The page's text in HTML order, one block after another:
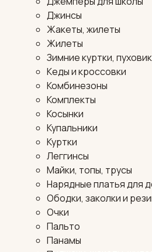
Джинсы
Жакеты, жилеты
Жилеты
Зимние куртки,
Кеды и кроссовки
Комбинезоны
Комплекты
Косынки
Купальники
Куртки
Леггинсы
Майки, топы, трусы
Нарядные платья для
Ободки, заколки и
Очки
Пальто
Панамы